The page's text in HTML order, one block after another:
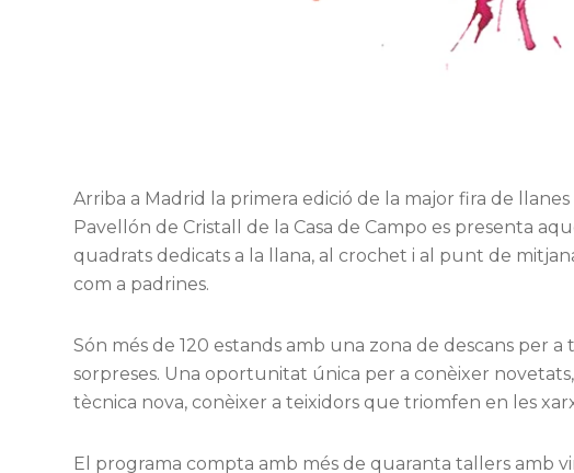
Arriba a Madrid la primera edició de la major fira de llanes
Pavellón de Cristall de la Casa de Campo es presenta
quadrats dedicats a la llana, al crochet i al punt de
com a padrines.
Són més de 120 estands amb una zona de descans per
sorpreses. Una oportunitat única per a conèixer
tècnica nova, conèixer a teixidors que triomfen en les
El programa compta amb més de quaranta tallers amb